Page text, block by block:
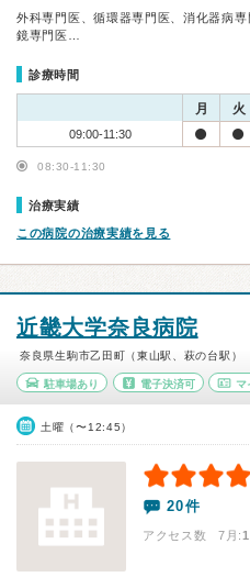
外科専門医、循環器専門医、消化器病
鏡専門医…
診療時間
月 火
09:00-11:30
08:30-11:30
治療実績
この病院の治療実績を見る
近畿大学奈良病院
奈良県生駒市乙田町（東山駅、萩の台駅）
駐車場あり 電子決済可 マ
土曜（〜12:45）
20件
アクセス数 7月: